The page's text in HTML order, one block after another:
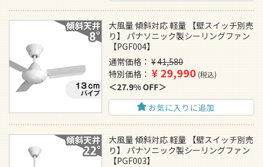
大風量 傾斜対応 軽量 【壁スイッチ別売
り】 パナソニック製シーリングファン
【PGF004】
通常価格
¥41,580
特別価格
¥29,990 税込
27.9% OFF
お気に入りに追加
大風量 傾斜対応 軽量 【壁スイッチ別売
り】 パナソニック製シーリングファン
【PGF003】